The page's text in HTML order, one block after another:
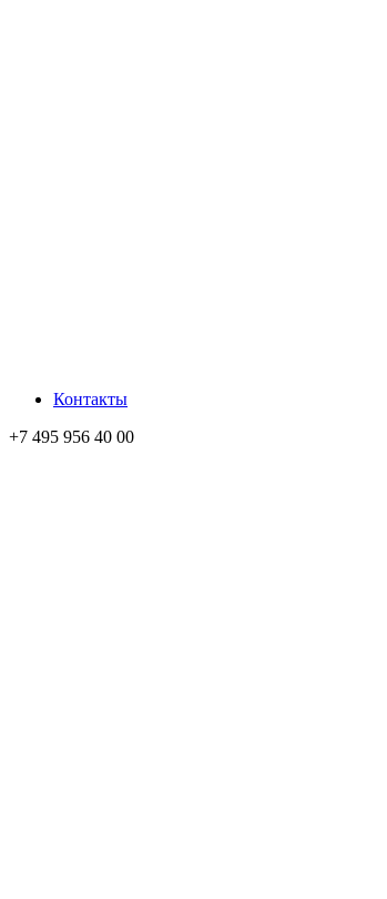
Контакты
+7 495 956 40 00